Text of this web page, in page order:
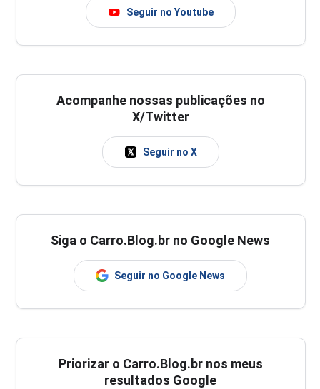
Seguir no Youtube
Acompanhe nossas publicações no
X/Twitter
Seguir no X
Siga o Carro.Blog.br no Google News
Seguir no Google News
Priorizar o Carro.Blog.br nos meus
resultados Google